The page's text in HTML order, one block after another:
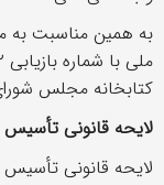
به همین مناسبت به
کتابخانه مجلس
لایحه قانونی تأسیس
لایحه قانونی تأسیس